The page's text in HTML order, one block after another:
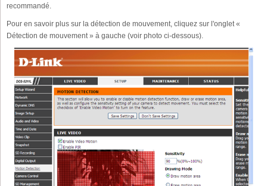
recommandé.
Pour en savoir plus sur la détection de mouvement, cliquez sur l'onglet «
Détection de mouvement » à gauche (voir photo ci-dessous).